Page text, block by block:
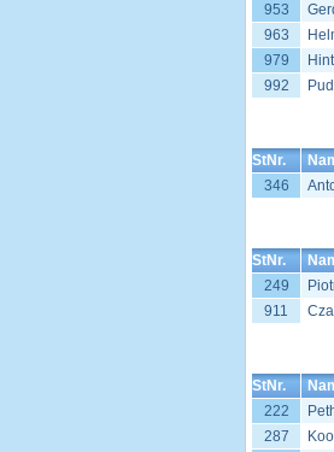
953
963
979
992
StNr.
346
StNr.
249
911
StNr.
222
287